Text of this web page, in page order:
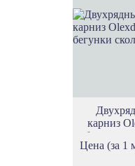
карниз
бегунки
Цена (за 1